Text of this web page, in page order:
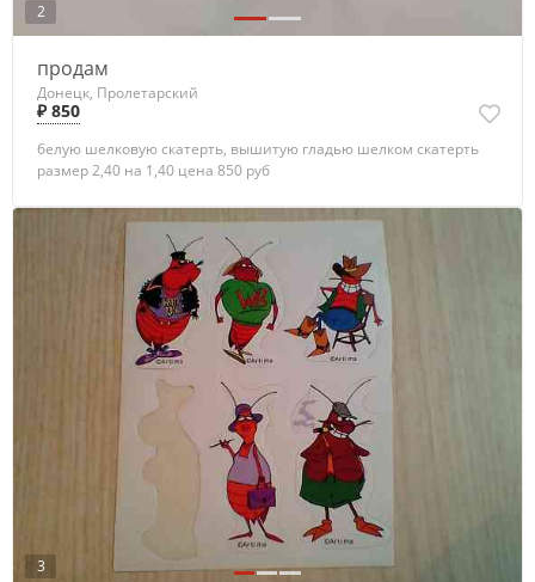
2
продам
Донецк, Пролетарский
₽ 850
белую шелковую скатерть, вышитую гладью шелком скатерть
размер 2,40 на 1,40 цена 850 руб
3